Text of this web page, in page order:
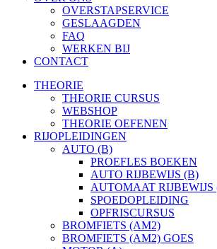
OVERSTAPSERVICE
GESLAAGDEN
FAQ
WERKEN BIJ
CONTACT
THEORIE
THEORIE CURSUS
WEBSHOP
THEORIE OEFENEN
RIJOPLEIDINGEN
AUTO (B)
PROEFLES BOEKEN
AUTO RIJBEWIJS (B)
AUTOMAAT RIJBEWIJS
SPOEDOPLEIDING
OPFRISCURSUS
BROMFIETS (AM2)
BROMFIETS (AM2) GOES